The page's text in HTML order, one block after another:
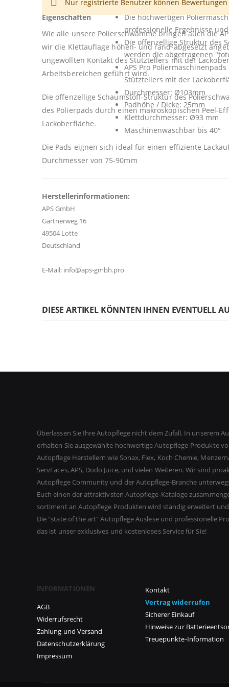
Wie alle unsere Polierschwämme bringen auch die
wir die Klettauflage höhen- und rand-abgesetzt
ungewollten Kontakt des Stütztellers mit der
Arbeitsbereichen geführt wird.
Die offenzellige Schaumstoff-Struktur des
des Polierpads durch einen makroskopischen Peel-
Lackoberfläche.
Die Pads eignen sich ideal für einen effiziente
Durchmesser von 75-90mm
Herstellerinformationen:
APS GmbH
Gärtnerweg 16
49504 Lotte
Deutschland
E-Mail: info@aps-gmbh.pro
Informationen
Eigenschaften
Die hochwertigen
professionelle Ergebnisse
Die offenzellige Struktur des
werden die abgetragenen
APS Pro
Stütztellers mit der
Durchmesser: Ø103mm
Padhöhe / Dicke: 25mm
Klettdurchmesser: Ø93 mm
Maschinenwaschbar bis 40°
Nur registrierte Benutzer können
DIESE ARTIKEL KÖNNTEN IHNEN EVENTUELL
Überlassen Sie Ihre Autopflege nicht dem Zufall. In unserem
erhalten Sie ausgewählte hochwertige Autopflege-Produkte
Autopflege Herstellern wie Sonax, Flex, Koch Chemie,
ServFaces, APS, Dodo Juice, und vielen Weiteren. Wir sind
Autopflege Community und der Autopflege-Branche
Euch einen der attraktivsten Autopflege-Kataloge
sortiment an Autopflege Produkten wird ständig erweitert
Die "state of the art" Autopflege Auslese und professionelle
das ist unser exklusives und kostenloses Service für Sie!
INFORMATIONEN
AGB
Widerrufsrecht
Zahlung und Versand
Datenschutzerklärung
Impressum
Kontakt
Vertrag widerrufen
Sicherer Einkauf
Hinweise zur
Treuepunkte-Information